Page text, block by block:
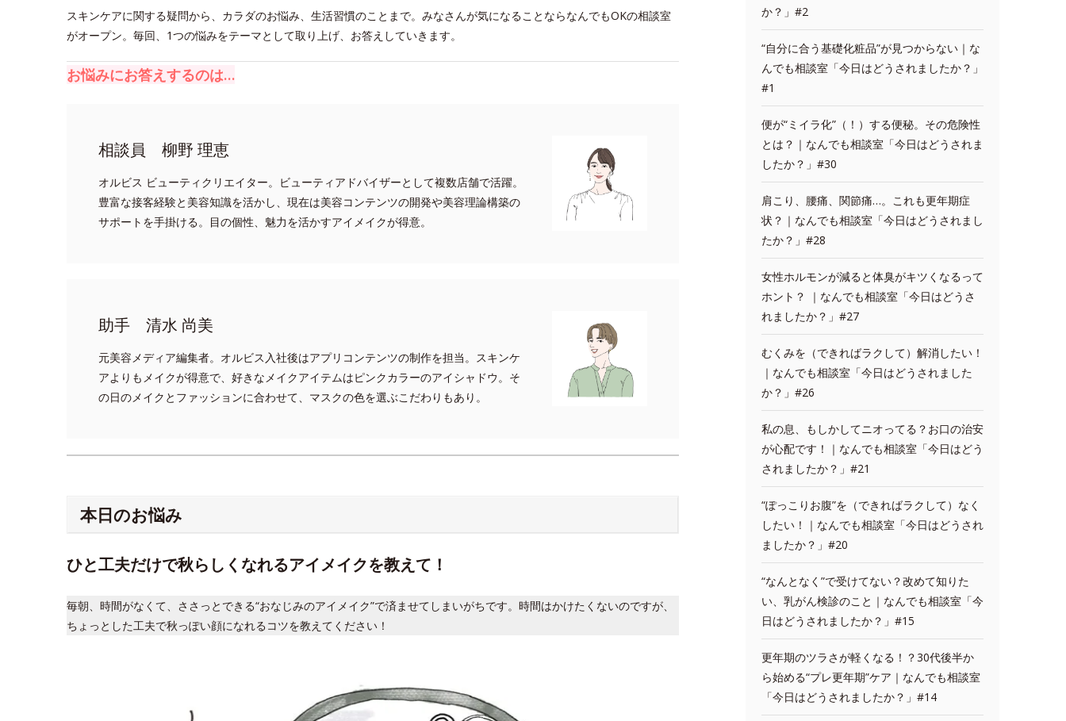
スキンケアに関する疑問から、カラダのお悩み、生活習慣のことまで。みなさんが気になることならなんでもOKの相談室
がオープン。毎回、1つの悩みをテーマとして取り上げ、お答えしていきます。
お悩みにお答えするのは…
相談員 柳野 理恵
オルビス ビューティクリエイター。ビューティアドバイザーとして複数店舗で活躍。
豊富な接客経験と美容知識を活かし、現在は美容コンテンツの開発や美容理論構築の
サポートを手掛ける。目の個性、魅力を活かすアイメイクが得意。
助手 清水 尚美
元美容メディア編集者。オルビス入社後はアプリコンテンツの制作を担当。スキンケ
アよりもメイクが得意で、好きなメイクアイテムはピンクカラーのアイシャドウ。そ
の日のメイクとファッションに合わせて、マスクの色を選ぶこだわりもあり。
本日のお悩み
ひと工夫だけで秋らしくなれるアイメイクを教えて！
毎朝、時間がなくて、ささっとできる“おなじみのアイメイク”で済ませてしまいがちです。時間はかけたくないのですが、
ちょっとした工夫で秋っぽい顔になれるコツを教えてください！
か？」#2
“自分に合う基礎化粧品”が見つからない｜な
んでも相談室「今日はどうされましたか？」
#1
便が“ミイラ化”（！）する便秘。その危険性
とは？｜なんでも相談室「今日はどうされま
したか？」#30
肩こり、腰痛、関節痛…。これも更年期症
状？｜なんでも相談室「今日はどうされまし
たか？」#28
女性ホルモンが減ると体臭がキツくなるって
ホント？ ｜なんでも相談室「今日はどうさ
れましたか？」#27
むくみを（できればラクして）解消したい！
｜なんでも相談室「今日はどうされました
か？」#26
私の息、もしかしてニオってる？お口の治安
が心配です！｜なんでも相談室「今日はどう
されましたか？」#21
“ぽっこりお腹”を（できればラクして）なく
したい！｜なんでも相談室「今日はどうされ
ましたか？」#20
“なんとなく”で受けてない？改めて知りた
い、乳がん検診のこと｜なんでも相談室「今
日はどうされましたか？」#15
更年期のツラさが軽くなる！？30代後半か
ら始める“プレ更年期”ケア｜なんでも相談室
「今日はどうされましたか？」#14